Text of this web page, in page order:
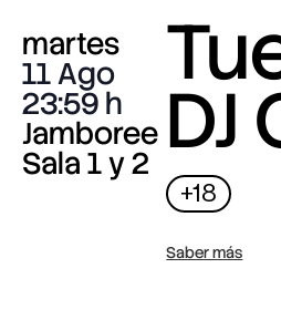
martes
11 Ago
23:59
Jamboree
Sala 1 y 2 DJ
+18
Saber más